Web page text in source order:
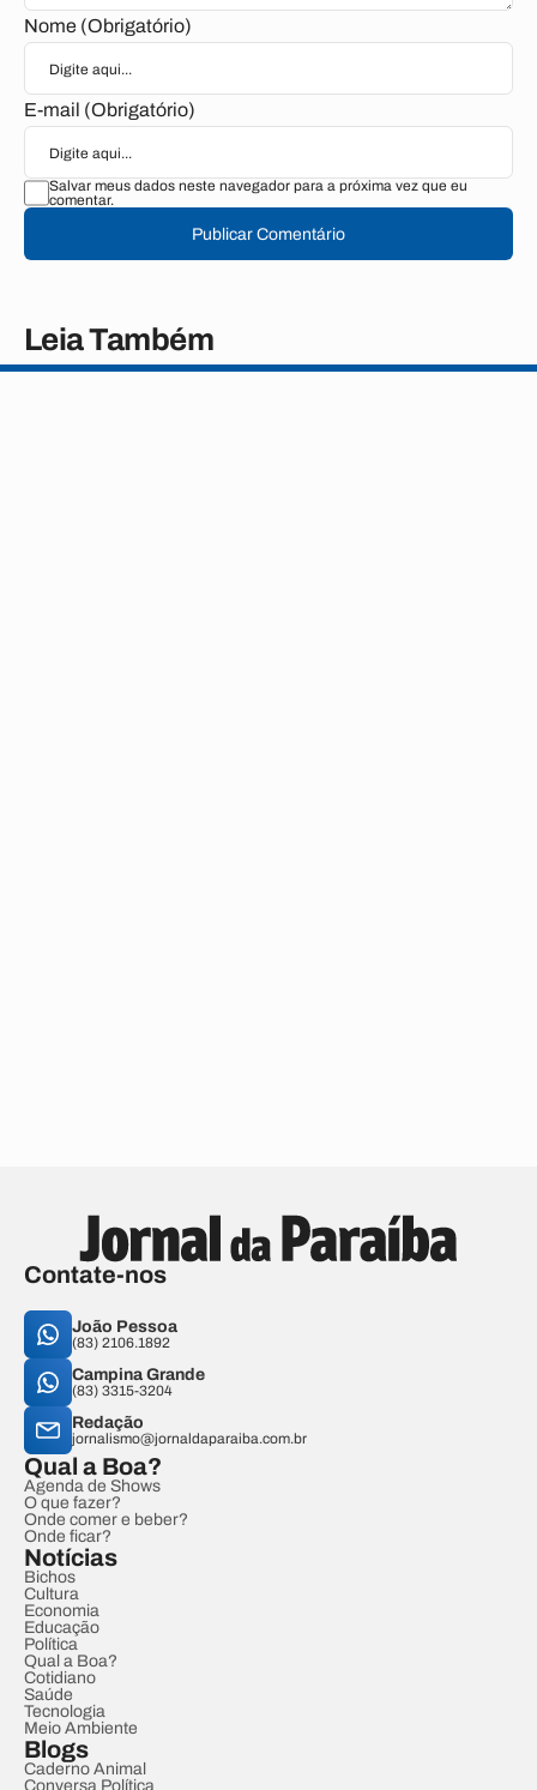
Nome (Obrigatório)
E-mail (Obrigatório)
Salvar meus dados neste navegador para a próxima vez que eu
comentar.
Publicar Comentário
Leia Também
Contate-nos
João Pessoa
(83) 2106.1892
Campina Grande
(83) 3315-3204
Redação
jornalismo@jornaldaparaiba.com.br
Qual a Boa?
Agenda de Shows
O que fazer?
Onde comer e beber?
Onde ficar?
Notícias
Bichos
Cultura
Economia
Educação
Política
Qual a Boa?
Cotidiano
Saúde
Tecnologia
Meio Ambiente
Blogs
Caderno Animal
Conversa Política